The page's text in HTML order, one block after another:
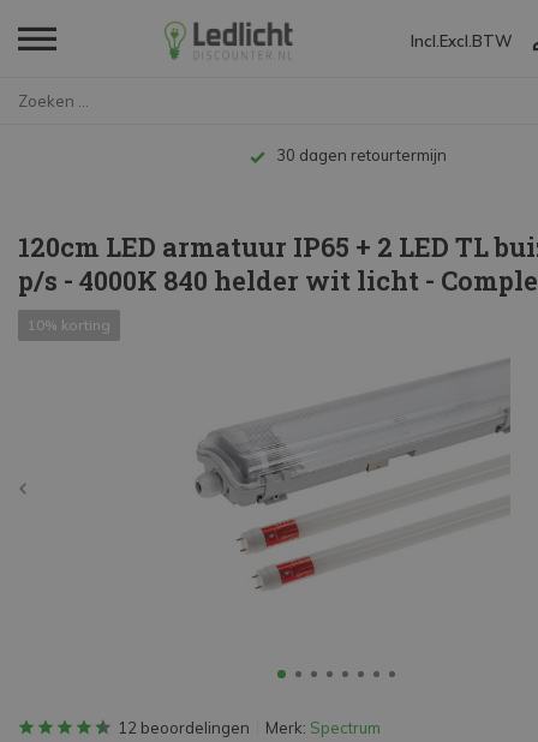
Incl. Excl. BTW
Tot 10 jaar garantie
120cm LED armatuur IP65 + 2 LED TL
p/s - 4000K 840 helder wit licht -
10% korting
12 beoordelingen Merk: Spectrum